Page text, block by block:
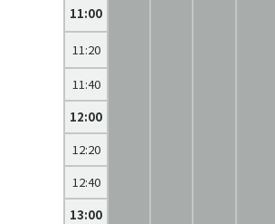
11:00
11:20
11:40
12:00
12:20
12:40
13:00